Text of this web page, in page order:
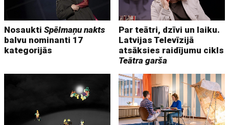
NosauktiSpēlmaņu nakts
balvu nominanti 17
kategorijās
Par teātri, dzīvi un laiku.
Latvijas Televīzijā
atsāksies raidījumu cikls
Teātra garša